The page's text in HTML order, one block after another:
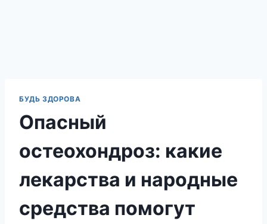
БУДЬ ЗДОРОВА
Опасный
остеохондроз: какие
лекарства и народные
средства помогут